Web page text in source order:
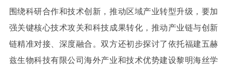
围绕科研合作和技术创新，推动区域产业转型升级，要加
强关键核心技术攻关和科技成果转化，推动产业链与创新
链精准对接、深度融合。双方还初步探讨了依托福建五赫
兹生物科技有限公司海外产业和技术优势建设黎明海丝学